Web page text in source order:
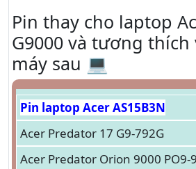
Pin thay cho laptop
G9000 và tương thích
máy sau 💻
Pin laptop Acer AS15B3N
Acer Predator 17 G9-792G
Acer Predator Orion 9000 PO9-